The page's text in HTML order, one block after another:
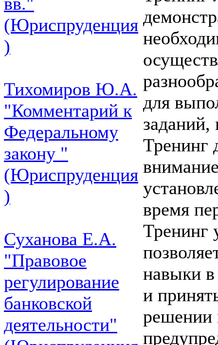
(Юриспруденция
)
Тихомиров Ю.А.
"Комментарий к
Федеральному
закону "
(Юриспруденция
)
Суханова Е.А.
"Правовое
регулирование
банковской
деятельности"
для
заданий,
Тренинг
время
Тренинг
навыки в
и
решении